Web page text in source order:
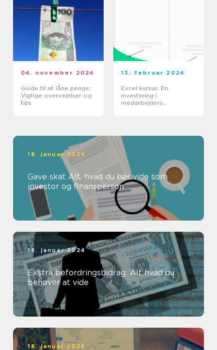
04. november 2024
Guide til at låne penge:
Vigtige overvejelser og
tips
13. februar 2024
Excel kursus: En
investering i
medarbejders
18. januar 2024
Gave skat Alt, hvad du bør vide som
investor og finansperson
18. januar 2024
Ekstra befordringsbidrag: Alt hvad du
behøver at vide
18. januar 2024